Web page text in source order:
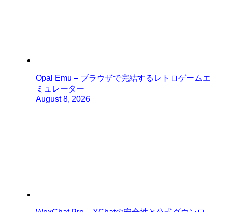
Opal Emu – ブラウザで完結するレトロゲームエ
ミュレーター
August 8, 2026